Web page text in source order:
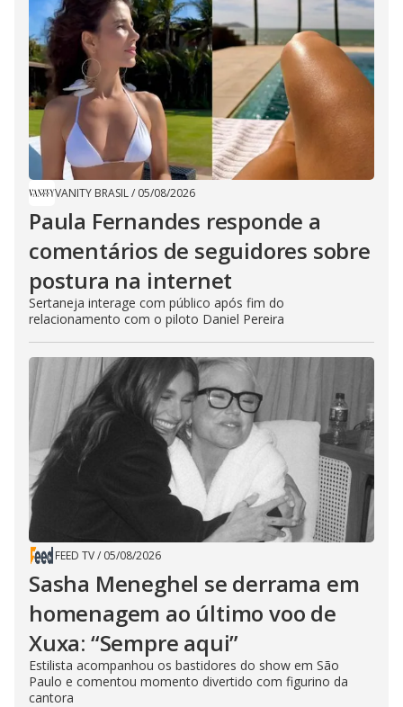
VANITY BRASIL/ 05/08/2026
Paula Fernandes responde a
comentários de seguidores sobre
postura na internet
Sertaneja interage com público após fim do
relacionamento com o piloto Daniel Pereira
FEED TV/ 05/08/2026
Sasha Meneghel se derrama em
homenagem ao último voo de
Xuxa: “Sempre aqui”
Estilista acompanhou os bastidores do show em São
Paulo e comentou momento divertido com figurino da
cantora